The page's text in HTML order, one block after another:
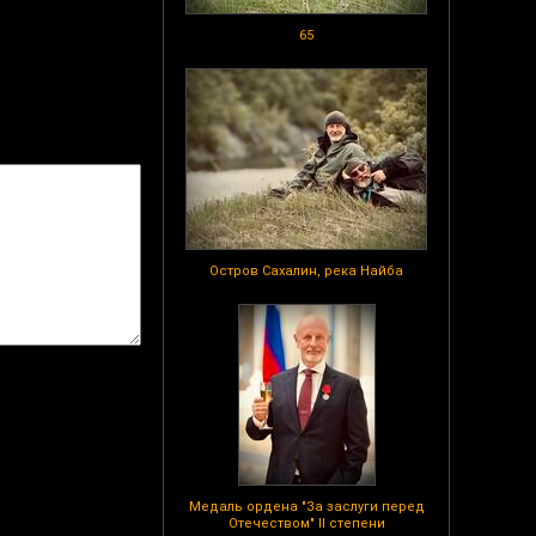
65
Остров Сахалин, река Найба
Медаль ордена "За заслуги перед
Отечеством" II степени